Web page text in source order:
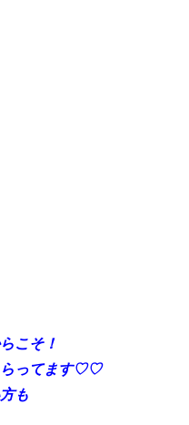
こそ！
らってます♡♡
も